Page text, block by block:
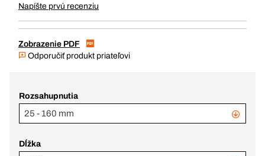
Napíšte prvú recenziu
Zobrazenie PDF
Odporučiť produkt priateľovi
Rozsahupnutia
25 - 160 mm
Dĺžka